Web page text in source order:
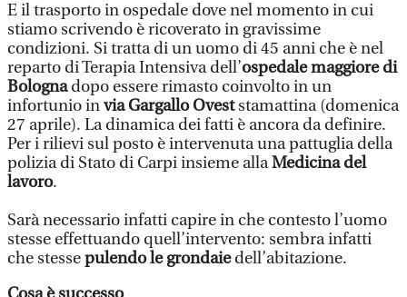
E il trasporto in ospedale dove nel momento in cui
stiamo scrivendo è ricoverato in gravissime
condizioni. Si tratta di un uomo di 45 anni che è nel
reparto di Terapia Intensiva dell’ospedale maggiore di
Bolognadopo essere rimasto coinvolto in un
infortunio invia Gargallo Oveststamattina (domenica
27 aprile). La dinamica dei fatti è ancora da definire.
Per i rilievi sul posto è intervenuta una pattuglia della
polizia di Stato di Carpi insieme allaMedicina del
lavoro.
Sarà necessario infatti capire in che contesto l’uomo
stesse effettuando quell’intervento: sembra infatti
che stessepulendo le grondaiedell’abitazione.